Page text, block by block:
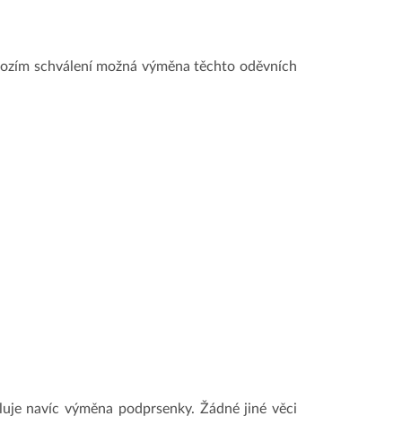
schválení možná výměna těchto oděvních
navíc výměna podprsenky. Žádné jiné věci